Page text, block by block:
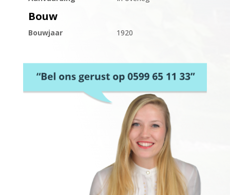
Bouw
Bouwjaar 1920